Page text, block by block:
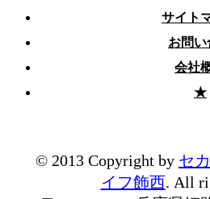
サイト
お問い
会社
★
© 2013 Copyright by セ
イフ飾西. All